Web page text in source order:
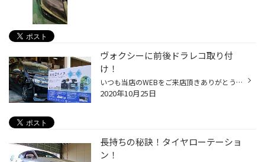
ヴォクシーに前後ドラレコ取り付
け！
いつも当店のWEBをご来店頂きありがとうございます！ タイヤ館松江南のかわかみです！ 今回は、ヴォクシーへのドラレコ取り付けをご紹介！ 取り付けるドライブレコーダーは コムテック前後2カメラドラレコ【ZDR016】です！ 前後とも200万画素でよりハッキリくっきり録画し もしも、の瞬間を録画しま...
2020年10月25日
長持ちの秘訣！タイヤローテーショ
ン！